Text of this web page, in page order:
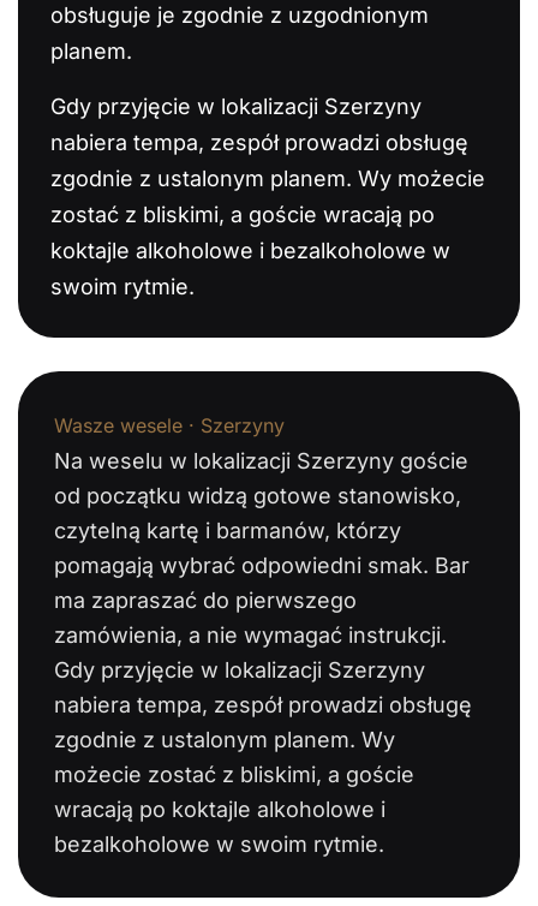
obsługuje je zgodnie z uzgodnionym
planem.
Gdy przyjęcie w lokalizacji Szerzyny
nabiera tempa, zespół prowadzi obsługę
zgodnie z ustalonym planem. Wy możecie
zostać z bliskimi, a goście wracają po
koktajle alkoholowe i bezalkoholowe w
swoim rytmie.
Wasze wesele · Szerzyny
Na weselu w lokalizacji Szerzyny goście
od początku widzą gotowe stanowisko,
czytelną kartę i barmanów, którzy
pomagają wybrać odpowiedni smak. Bar
ma zapraszać do pierwszego
zamówienia, a nie wymagać instrukcji.
Gdy przyjęcie w lokalizacji Szerzyny
nabiera tempa, zespół prowadzi obsługę
zgodnie z ustalonym planem. Wy
możecie zostać z bliskimi, a goście
wracają po koktajle alkoholowe i
bezalkoholowe w swoim rytmie.